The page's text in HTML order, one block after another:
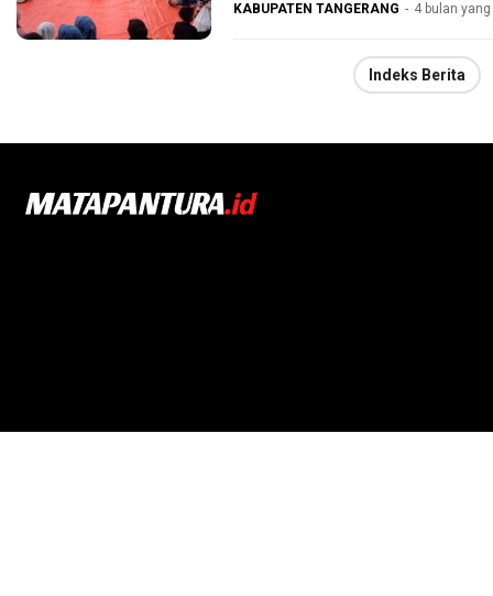
KABUPATEN TANGERANG 4 bulan
Indeks Berita